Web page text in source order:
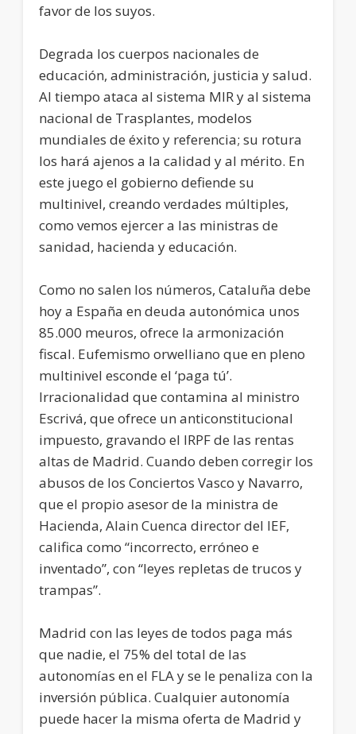
favor de los suyos.
Degrada los cuerpos nacionales de
educación, administración, justicia y salud.
Al tiempo ataca al sistema MIR y al sistema
nacional de Trasplantes, modelos
mundiales de éxito y referencia; su rotura
los hará ajenos a la calidad y al mérito. En
este juego el gobierno defiende su
multinivel, creando verdades múltiples,
como vemos ejercer a las ministras de
sanidad, hacienda y educación.
Como no salen los números, Cataluña debe
hoy a España en deuda autonómica unos
85.000 meuros, ofrece la armonización
fiscal. Eufemismo orwelliano que en pleno
multinivel esconde el ‘paga tú’.
Irracionalidad que contamina al ministro
Escrivá, que ofrece un anticonstitucional
impuesto, gravando el IRPF de las rentas
altas de Madrid. Cuando deben corregir los
abusos de los Conciertos Vasco y Navarro,
que el propio asesor de la ministra de
Hacienda, Alain Cuenca director del IEF,
califica como “incorrecto, erróneo e
inventado”, con “leyes repletas de trucos y
trampas”.
Madrid con las leyes de todos paga más
que nadie, el 75% del total de las
autonomías en el FLA y se le penaliza con la
inversión pública. Cualquier autonomía
puede hacer la misma oferta de Madrid y